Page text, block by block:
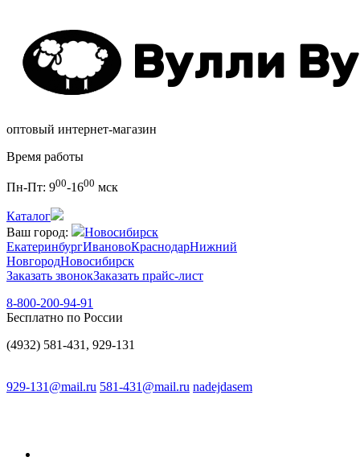
оптовый интернет-магазин
Время работы
Пн-Пт: 900-1600 мск
Каталог
Ваш город:
Новосибирск
ЕкатеринбургИвановоКраснодарНижний
НовгородНовосибирск
Заказать звонокЗаказать прайс-лист
8-800-200-94-91
Бесплатно по России
(4932) 581-431, 929-131
929-131@mail.ru 581-431@mail.ru nadejdasem